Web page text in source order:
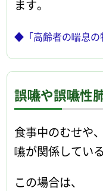
ます。
◆「高齢者の喘息の
誤嚥や誤嚥性
食事中のむせや
嚥が関係してい
この場合は、